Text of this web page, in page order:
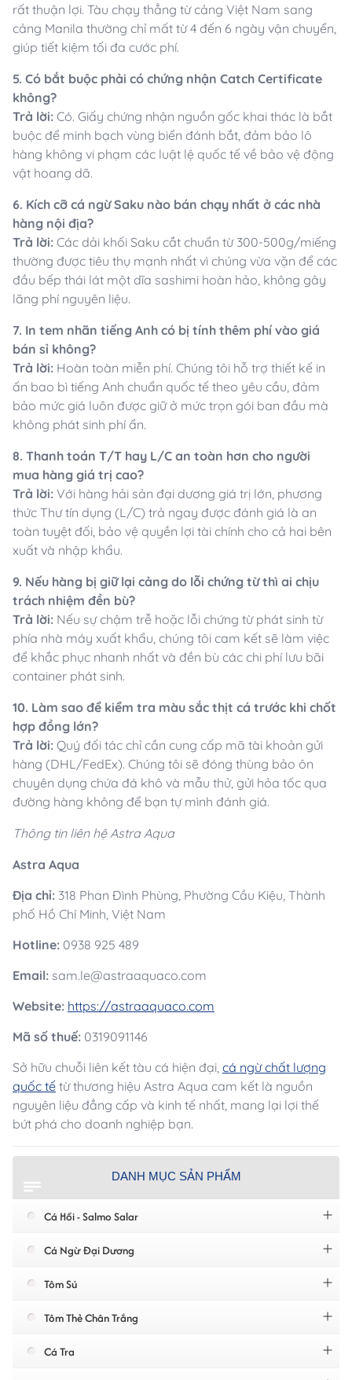
rất thuận lợi. Tàu chạy thẳng từ cảng Việt Nam sang
cảng Manila thường chỉ mất từ 4 đến 6 ngày vận chuyển,
giúp tiết kiệm tối đa cước phí.
5. Có bắt buộc phải có chứng nhận Catch Certificate
không?
Trả lời: Có. Giấy chứng nhận nguồn gốc khai thác là bắt
buộc để minh bạch vùng biển đánh bắt, đảm bảo lô
hàng không vi phạm các luật lệ quốc tế về bảo vệ động
vật hoang dã.
6. Kích cỡ cá ngừ Saku nào bán chạy nhất ở các nhà
hàng nội địa?
Trả lời: Các dải khối Saku cắt chuẩn từ 300-500g/miếng
thường được tiêu thụ mạnh nhất vì chúng vừa vặn để các
đầu bếp thái lát một dĩa sashimi hoàn hảo, không gây
lãng phí nguyên liệu.
7. In tem nhãn tiếng Anh có bị tính thêm phí vào giá
bán sỉ không?
Trả lời: Hoàn toàn miễn phí. Chúng tôi hỗ trợ thiết kế in
ấn bao bì tiếng Anh chuẩn quốc tế theo yêu cầu, đảm
bảo mức giá luôn được giữ ở mức trọn gói ban đầu mà
không phát sinh phí ẩn.
8. Thanh toán T/T hay L/C an toàn hơn cho người
mua hàng giá trị cao?
Trả lời: Với hàng hải sản đại dương giá trị lớn, phương
thức Thư tín dụng (L/C) trả ngay được đánh giá là an
toàn tuyệt đối, bảo vệ quyền lợi tài chính cho cả hai bên
xuất và nhập khẩu.
9. Nếu hàng bị giữ lại cảng do lỗi chứng từ thì ai chịu
trách nhiệm đền bù?
Trả lời: Nếu sự chậm trễ hoặc lỗi chứng từ phát sinh từ
phía nhà máy xuất khẩu, chúng tôi cam kết sẽ làm việc
để khắc phục nhanh nhất và đền bù các chi phí lưu bãi
container phát sinh.
10. Làm sao để kiểm tra màu sắc thịt cá trước khi chốt
hợp đồng lớn?
Trả lời: Quý đối tác chỉ cần cung cấp mã tài khoản gửi
hàng (DHL/FedEx). Chúng tôi sẽ đóng thùng bảo ôn
chuyên dụng chứa đá khô và mẫu thử, gửi hỏa tốc qua
đường hàng không để bạn tự mình đánh giá.
Thông tin liên hệ Astra Aqua
Astra Aqua
Địa chỉ: 318 Phan Đình Phùng, Phường Cầu Kiệu, Thành
phố Hồ Chí Minh, Việt Nam
Hotline: 0938 925 489
Email: sam.le@astraaquaco.com
Website: https://astraaquaco.com
Mã số thuế: 0319091146
Sở hữu chuỗi liên kết tàu cá hiện đại, cá ngừ chất lượng
quốc tế từ thương hiệu Astra Aqua cam kết là nguồn
nguyên liệu đẳng cấp và kinh tế nhất, mang lại lợi thế
bứt phá cho doanh nghiệp bạn.
DANH MỤC SẢN PHẨM
Cá Hồi - Salmo Salar
Cá Ngừ Đại Dương
Tôm Sú
Tôm Thẻ Chân Trắng
Cá Tra